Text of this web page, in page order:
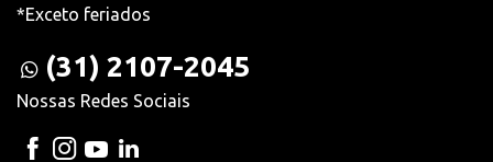
*Exceto feriados
(31) 2107-2045
Nossas Redes Sociais